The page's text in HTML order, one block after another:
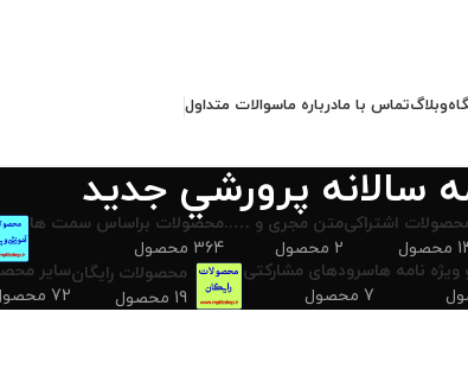
وبلاگتماس با مادرباره ماسوالات متداول
سالانه پرورشي جديد
اشتراکیمتن مجری و …..
2 محصول
محصولات براساس سمت ها
364 محصول
ویژه نامه هاسرودهای مشارکتی
7 محصول
محصولات رایگان
19 محصول
سایر
72 محصول